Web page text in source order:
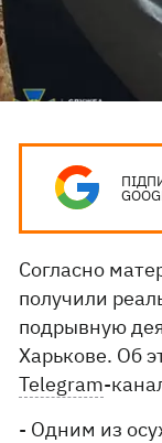
Согласно
получили
подрывную
Харькове. Об
Telegram-
- Одним из